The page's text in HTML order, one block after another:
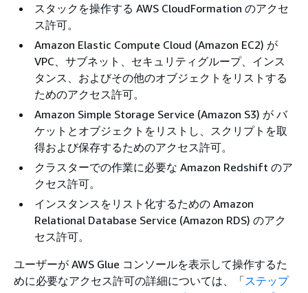
スタックを操作する AWS CloudFormation のアクセ
ス許可。
Amazon Elastic Compute Cloud (Amazon EC2) が
VPC、サブネット、セキュリティグループ、インス
タンス、およびその他のオブジェクトをリストする
ためのアクセス許可。
Amazon Simple Storage Service (Amazon S3) が バ
ケットとオブジェクトをリストし、スクリプトを取
得および保存するためのアクセス許可。
クラスターでの作業に必要な Amazon Redshift のア
クセス許可。
インスタンスをリスト化するための Amazon
Relational Database Service (Amazon RDS) のアク
セス許可。
ユーザーが AWS Glue コンソールを表示して操作するた
めに必要なアクセス許可の詳細については、「ステップ